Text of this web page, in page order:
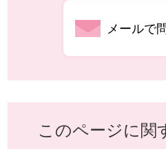
メールで
このページに関